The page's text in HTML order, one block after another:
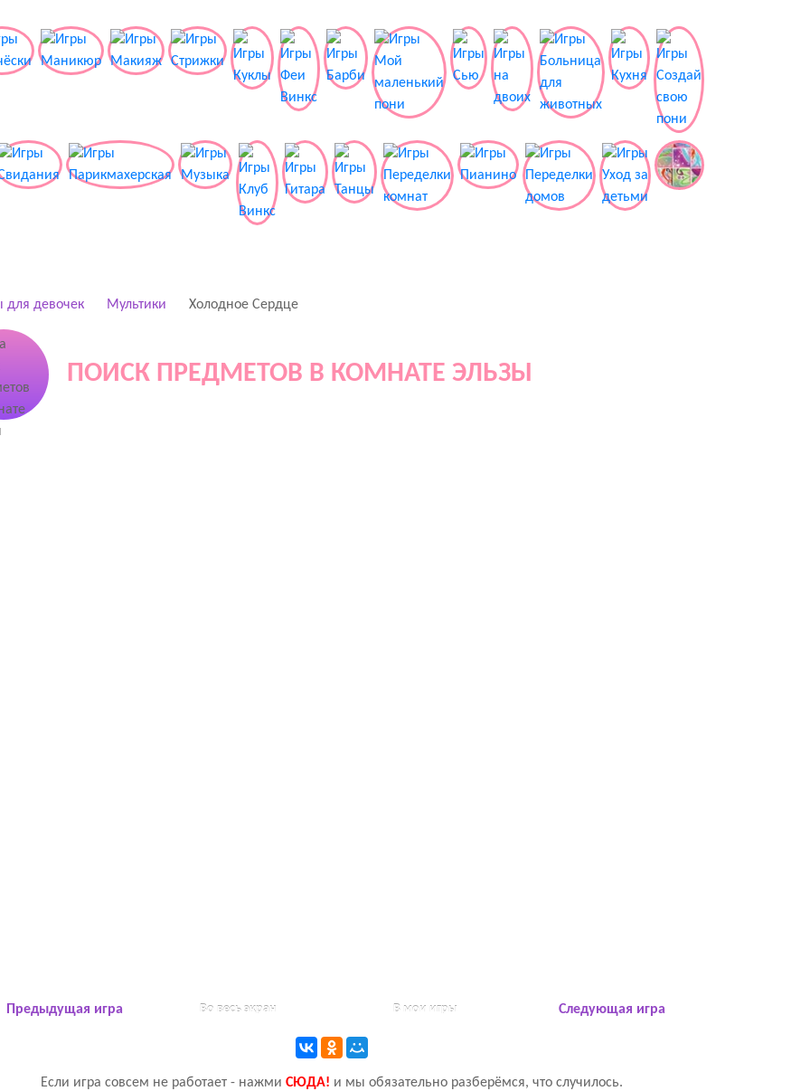
для девочек Мультики Холодное Сердце
ПОИСК ПРЕДМЕТОВ В КОМНАТЕ ЭЛЬЗЫ
Предыдущая игра Во весь экран В мои игры Следующая игра
Если игра совсем не работает - нажми CЮДА! и мы обязательно разберёмся, что случилось.